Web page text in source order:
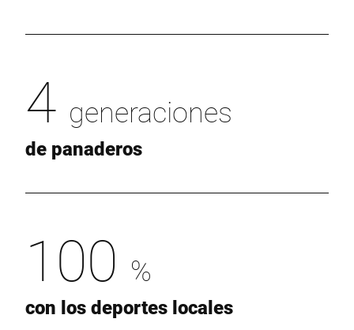
4 generaciones
de panaderos
100 %
con los deportes locales